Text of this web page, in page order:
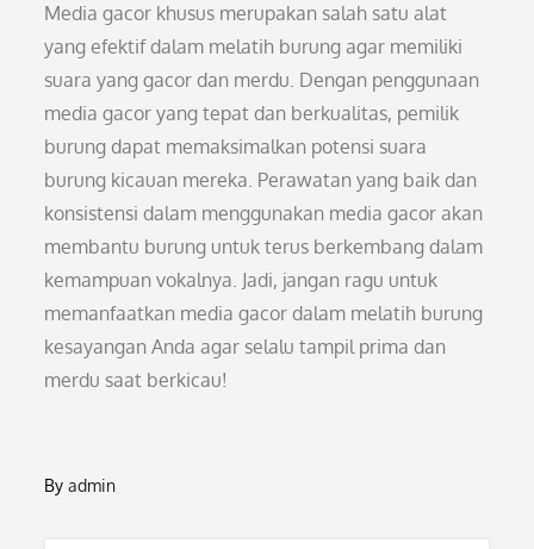
Media gacor khusus merupakan salah satu alat
yang efektif dalam melatih burung agar memiliki
suara yang gacor dan merdu. Dengan penggunaan
media gacor yang tepat dan berkualitas, pemilik
burung dapat memaksimalkan potensi suara
burung kicauan mereka. Perawatan yang baik dan
konsistensi dalam menggunakan media gacor akan
membantu burung untuk terus berkembang dalam
kemampuan vokalnya. Jadi, jangan ragu untuk
memanfaatkan media gacor dalam melatih burung
kesayangan Anda agar selalu tampil prima dan
merdu saat berkicau!
Byadmin